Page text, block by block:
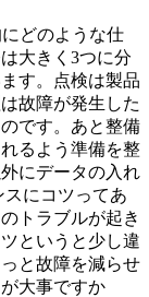
にどのような仕
大きく3つに分
す。点検は製品
故障が発生した
です。あと整備
るよう準備を整
にデータの入れ
にコツってあ
トラブルが起き
というと少し違
と故障を減らせ
大事ですか